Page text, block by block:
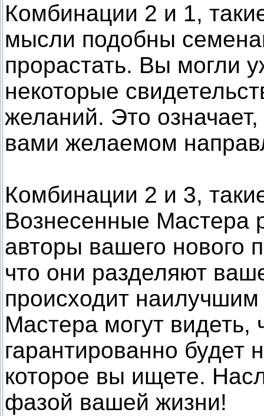
Комбинации 2 и 1,
мысли подобны
прорастать. Вы могли
некоторые
желаний. Это
вами желаемом
Комбинации 2 и 3,
Вознесенные Мастера
авторы вашего нового
что они разделяют
происходит
Мастера могут
гарантированно будет
которое вы ищете.
фазой вашей жизни!